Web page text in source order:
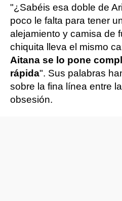
"¿Sabéis esa doble de
poco le falta para tener
alejamiento y camisa de
chiquita lleva el mismo
Aitana se lo pone
rápida". Sus palabras
sobre la fina línea entre
obsesión.